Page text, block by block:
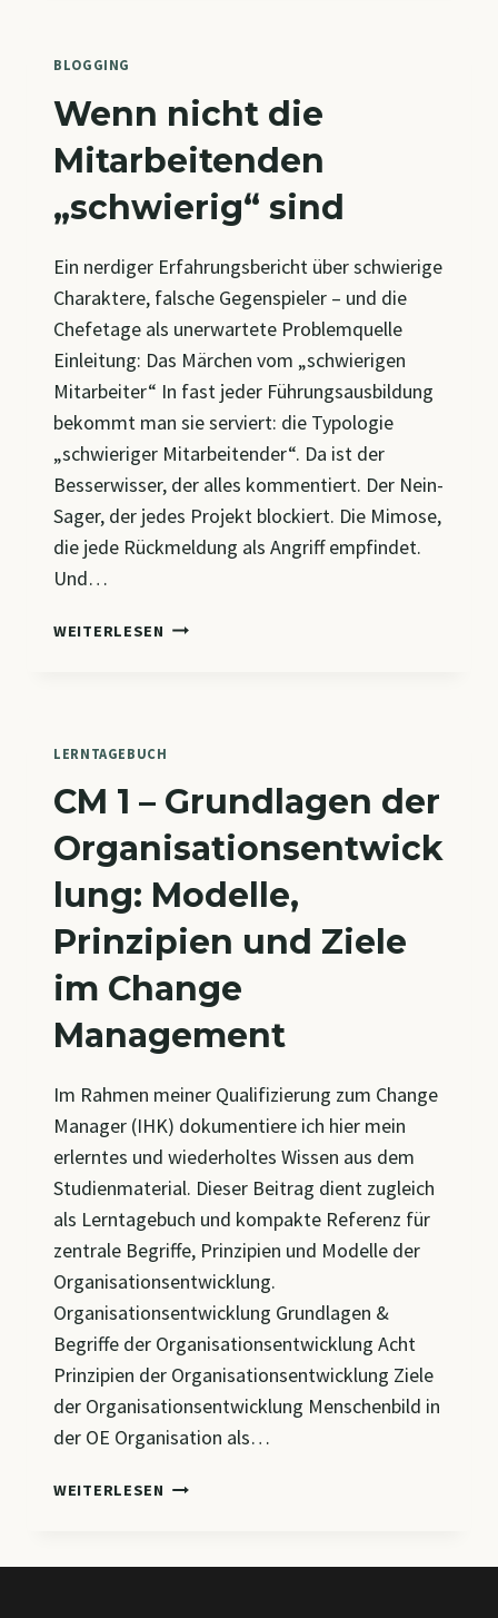
ZU
AGILEN
MODELLEN
BLOGGING
Wenn nicht die
Mitarbeitenden
„schwierig“ sind
Ein nerdiger Erfahrungsbericht über schwierige
Charaktere, falsche Gegenspieler – und die
Chefetage als unerwartete Problemquelle
Einleitung: Das Märchen vom „schwierigen
Mitarbeiter“ In fast jeder Führungsausbildung
bekommt man sie serviert: die Typologie
„schwieriger Mitarbeitender“. Da ist der
Besserwisser, der alles kommentiert. Der Nein-
Sager, der jedes Projekt blockiert. Die Mimose,
die jede Rückmeldung als Angriff empfindet.
Und…
WEITERLESEN WENN
SIND
LERNTAGEBUCH
CM 1 – Grundlagen der
Organisationsentwick
lung: Modelle,
Prinzipien und Ziele
im Change
Management
Im Rahmen meiner Qualifizierung zum Change
Manager (IHK) dokumentiere ich hier mein
erlerntes und wiederholtes Wissen aus dem
Studienmaterial. Dieser Beitrag dient zugleich
als Lerntagebuch und kompakte Referenz für
zentrale Begriffe, Prinzipien und Modelle der
Organisationsentwicklung.
Organisationsentwicklung Grundlagen &
Begriffe der Organisationsentwicklung Acht
Prinzipien der Organisationsentwicklung Ziele
der Organisationsentwicklung Menschenbild in
der OE Organisation als…
WEITERLESEN CM